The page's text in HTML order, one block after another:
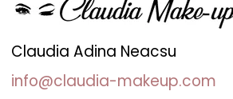
Claudia Adina Neacsu
info@claudia-makeup.com